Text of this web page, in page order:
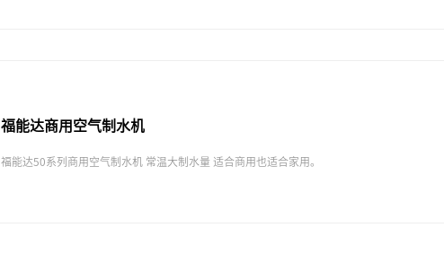
福能达商用空气制水机
福能达50系列商用空气制水机 常温大制水量 适合商用也适合家用。